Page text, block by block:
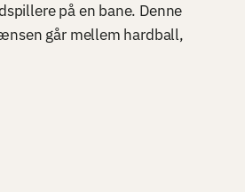
på en bane. Denne
går mellem hardball,